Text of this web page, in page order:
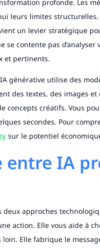
profonde. Les
leurs limites structurelles.
un levier stratégique
se contente pas
et pertinents.
générative utilise des
des textes, des images
concepts créatifs. Vous
secondes. Pour
sur le potentiel
entre IA
approches
action. Elle vous aide à
loin. Elle fabrique le